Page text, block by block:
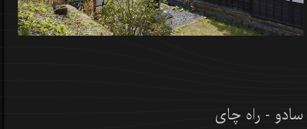
سادو - راه چای